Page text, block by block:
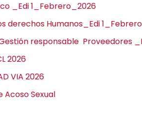
_Edi 1_Febrero_2026
derechos Humanos_Edi
responsable Proveedores
2026
VIA 2026
Sexual